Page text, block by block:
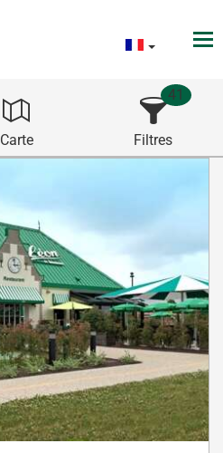
Carte Filtres
41